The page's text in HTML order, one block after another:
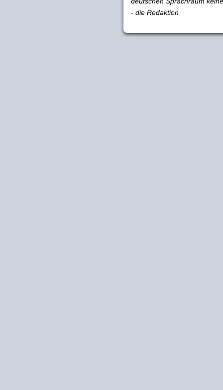
- die Redaktion